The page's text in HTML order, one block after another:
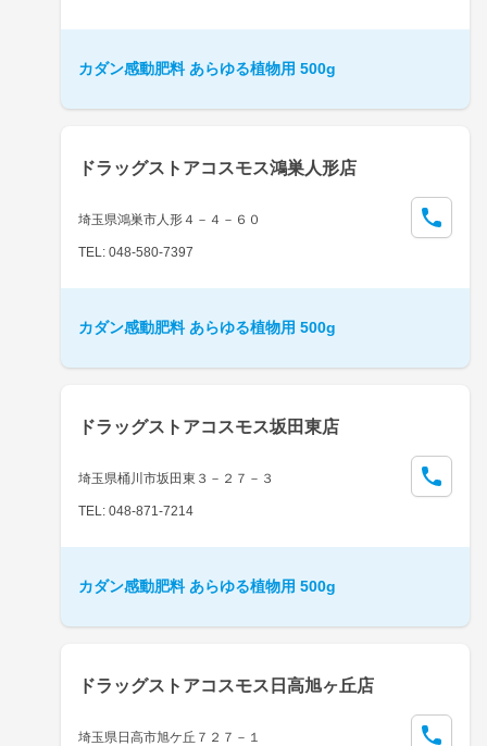
カダン感動肥料 あらゆる植物用 500g
ドラッグストアコスモス鴻巣人形店
埼玉県鴻巣市人形４－４－６０
TEL: 048-580-7397
カダン感動肥料 あらゆる植物用 500g
ドラッグストアコスモス坂田東店
埼玉県桶川市坂田東３－２７－３
TEL: 048-871-7214
カダン感動肥料 あらゆる植物用 500g
ドラッグストアコスモス日高旭ヶ丘店
埼玉県日高市旭ケ丘７２７－１